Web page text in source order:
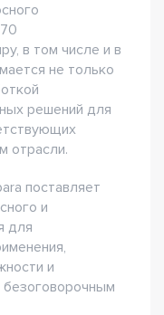
в том числе и в
не только
решений для
отрасли.
поставляет
и
для
и
безоговорочным